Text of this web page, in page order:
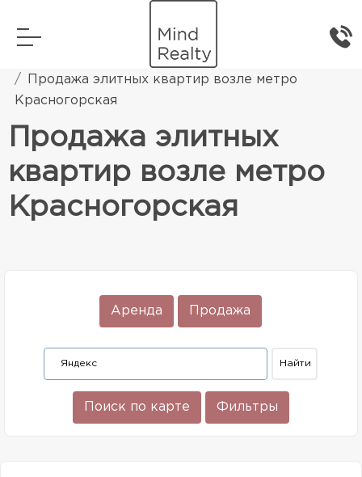
Элитная жилая недвижимость
Продажа элитных квартир возле метро
Красногорская
Продажа элитных
квартир возле метро
Красногорская
Аренда Продажа
Поиск по карте Фильтры